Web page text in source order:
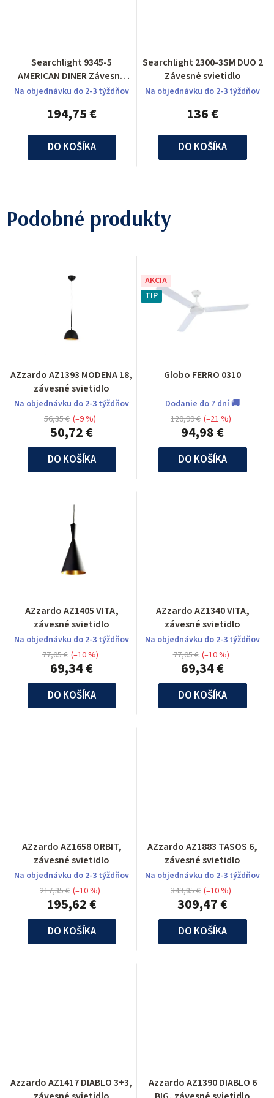
Searchlight 9345-5
AMERICAN DINER Závesné
svietidlo
Na objednávku do 2-3 týždňov
194,75 €
DO KOŠÍKA
Searchlight 2300-3SM DUO 2
Závesné svietidlo
Na objednávku do 2-3 týždňov
136 €
DO KOŠÍKA
Podobné produkty
AZzardo AZ1393 MODENA 18,
závesné svietidlo
Na objednávku do 2-3 týždňov
50,72 €
56,35 € (–9 %)
DO KOŠÍKA
AKCIA
TIP
Globo FERRO 0310
Dodanie do 7 dní 🚚
94,98 €
120,99 € (–21 %)
DO KOŠÍKA
AZzardo AZ1405 VITA,
závesné svietidlo
Na objednávku do 2-3 týždňov
69,34 €
77,05 € (–10 %)
DO KOŠÍKA
AZzardo AZ1340 VITA,
závesné svietidlo
Na objednávku do 2-3 týždňov
69,34 €
77,05 € (–10 %)
DO KOŠÍKA
AZzardo AZ1658 ORBIT,
závesné svietidlo
Na objednávku do 2-3 týždňov
195,62 €
217,35 € (–10 %)
DO KOŠÍKA
AZzardo AZ1883 TASOS 6,
závesné svietidlo
Na objednávku do 2-3 týždňov
309,47 €
343,85 € (–10 %)
DO KOŠÍKA
Azzardo AZ1417 DIABLO 3+3,
Azzardo AZ1390 DIABLO 6